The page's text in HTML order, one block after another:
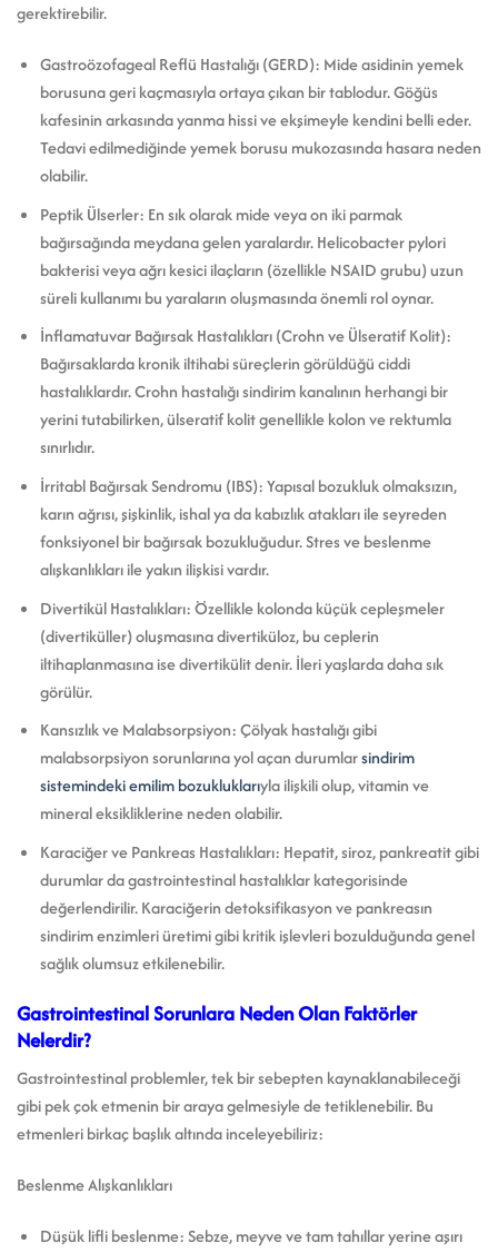
gerektirebilir.
Gastroözofageal Reflü Hastalığı (GERD): Mide asidinin yemek
borusuna geri kaçmasıyla ortaya çıkan bir tablodur. Göğüs
kafesinin arkasında yanma hissi ve ekşimeyle kendini belli eder.
Tedavi edilmediğinde yemek borusu mukozasında hasara neden
olabilir.
Peptik Ülserler: En sık olarak mide veya on iki parmak
bağırsağında meydana gelen yaralardır. Helicobacter pylori
bakterisi veya ağrı kesici ilaçların (özellikle NSAID grubu) uzun
süreli kullanımı bu yaraların oluşmasında önemli rol oynar.
İnflamatuvar Bağırsak Hastalıkları (Crohn ve Ülseratif Kolit):
Bağırsaklarda kronik iltihabi süreçlerin görüldüğü ciddi
hastalıklardır. Crohn hastalığı sindirim kanalının herhangi bir
yerini tutabilirken, ülseratif kolit genellikle kolon ve rektumla
sınırlıdır.
İrritabl Bağırsak Sendromu (IBS): Yapısal bozukluk olmaksızın,
karın ağrısı, şişkinlik, ishal ya da kabızlık atakları ile seyreden
fonksiyonel bir bağırsak bozukluğudur. Stres ve beslenme
alışkanlıkları ile yakın ilişkisi vardır.
Divertikül Hastalıkları: Özellikle kolonda küçük cepleşmeler
(divertiküller) oluşmasına divertiküloz, bu ceplerin
iltihaplanmasına ise divertikülit denir. İleri yaşlarda daha sık
görülür.
Kansızlık ve Malabsorpsiyon: Çölyak hastalığı gibi
malabsorpsiyon sorunlarına yol açan durumlarsindirim
sistemindeki emilim bozukluklarıyla ilişkili olup, vitamin ve
mineral eksikliklerine neden olabilir.
Karaciğer ve Pankreas Hastalıkları: Hepatit, siroz, pankreatit gibi
durumlar da gastrointestinal hastalıklar kategorisinde
değerlendirilir. Karaciğerin detoksifikasyon ve pankreasın
sindirim enzimleri üretimi gibi kritik işlevleri bozulduğunda genel
sağlık olumsuz etkilenebilir.
Gastrointestinal Sorunlara Neden Olan Faktörler
Nelerdir?
Gastrointestinal problemler, tek bir sebepten kaynaklanabileceği
gibi pek çok etmenin bir araya gelmesiyle de tetiklenebilir. Bu
etmenleri birkaç başlık altında inceleyebiliriz:
Beslenme Alışkanlıkları
Düşük lifli beslenme: Sebze, meyve ve tam tahıllar yerine aşırı